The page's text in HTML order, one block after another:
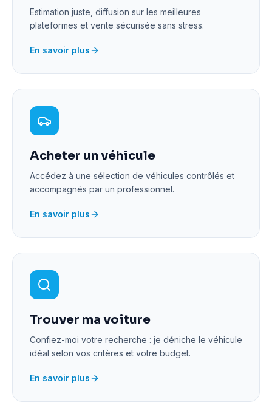
Estimation juste, diffusion sur les meilleures
plateformes et vente sécurisée sans stress.
En savoir plus
Acheter un véhicule
Accédez à une sélection de véhicules contrôlés et
accompagnés par un professionnel.
En savoir plus
Trouver ma voiture
Confiez-moi votre recherche : je déniche le véhicule
idéal selon vos critères et votre budget.
En savoir plus